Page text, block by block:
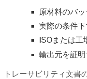
原材料のバ
実際の条件
ISOまたは工
輸出元を証
トレーサビリティ文書